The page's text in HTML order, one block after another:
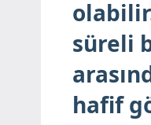
süreli
hafif